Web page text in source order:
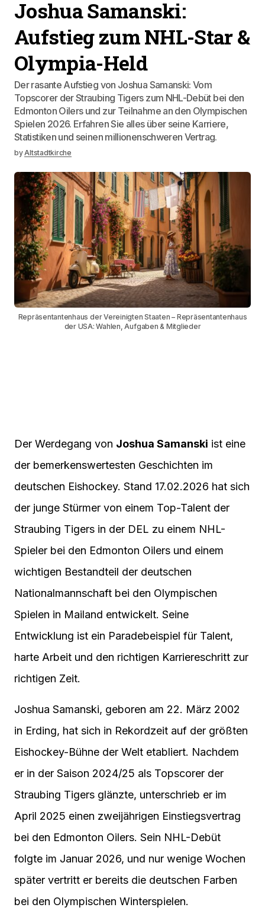
Joshua Samanski:
Aufstieg zum NHL-Star &
Olympia-Held
Der rasante Aufstieg von Joshua Samanski: Vom
Topscorer der Straubing Tigers zum NHL-Debüt bei den
Edmonton Oilers und zur Teilnahme an den Olympischen
Spielen 2026. Erfahren Sie alles über seine Karriere,
Statistiken und seinen millionenschweren Vertrag.
byAltstadtkirche
Repräsentantenhaus der Vereinigten Staaten – Repräsentantenhaus
der USA: Wahlen, Aufgaben & Mitglieder
Der Werdegang von Joshua Samanski ist eine
der bemerkenswertesten Geschichten im
deutschen Eishockey. Stand 17.02.2026 hat sich
der junge Stürmer von einem Top-Talent der
Straubing Tigers in der DEL zu einem NHL-
Spieler bei den Edmonton Oilers und einem
wichtigen Bestandteil der deutschen
Nationalmannschaft bei den Olympischen
Spielen in Mailand entwickelt. Seine
Entwicklung ist ein Paradebeispiel für Talent,
harte Arbeit und den richtigen Karriereschritt zur
richtigen Zeit.
Joshua Samanski, geboren am 22. März 2002
in Erding, hat sich in Rekordzeit auf der größten
Eishockey-Bühne der Welt etabliert. Nachdem
er in der Saison 2024/25 als Topscorer der
Straubing Tigers glänzte, unterschrieb er im
April 2025 einen zweijährigen Einstiegsvertrag
bei den Edmonton Oilers. Sein NHL-Debüt
folgte im Januar 2026, und nur wenige Wochen
später vertritt er bereits die deutschen Farben
bei den Olympischen Winterspielen.